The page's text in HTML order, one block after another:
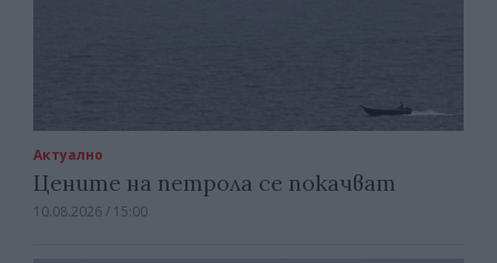
Актуално
Цените на петрола се покачват
10.08.2026 / 15:00